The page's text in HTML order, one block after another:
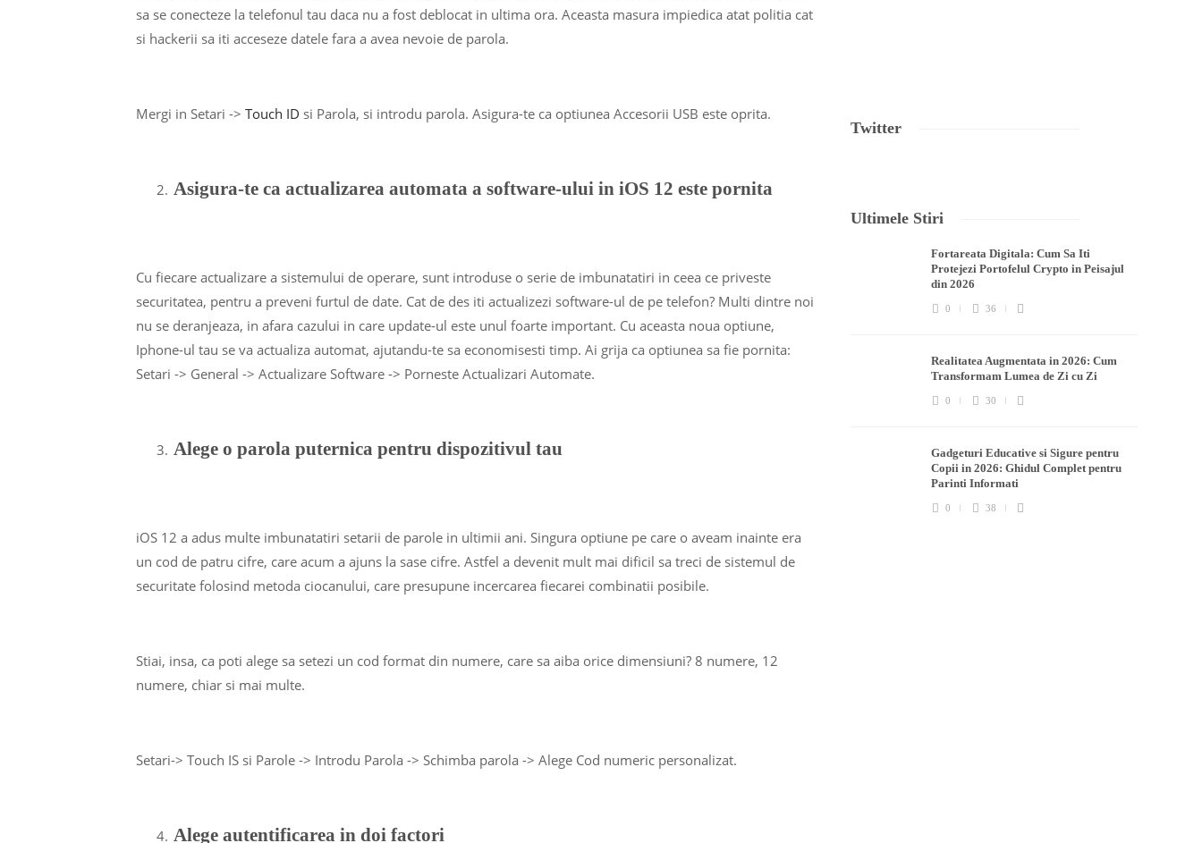
sa se conecteze la telefonul tau daca nu a fost deblocat in ultima ora. Aceasta masura impiedica atat politia cat
si hackerii sa iti acceseze datele fara a avea nevoie de parola.
Mergi in Setari -> Touch ID si Parola, si introdu parola. Asigura-te ca optiunea Accesorii USB este oprita.
Asigura-te ca actualizarea automata a software-ului in iOS 12 este pornita
Cu fiecare actualizare a sistemului de operare, sunt introduse o serie de imbunatatiri in ceea ce priveste
securitatea, pentru a preveni furtul de date. Cat de des iti actualizezi software-ul de pe telefon? Multi dintre noi
nu se deranjeaza, in afara cazului in care update-ul este unul foarte important. Cu aceasta noua optiune,
Iphone-ul tau se va actualiza automat, ajutandu-te sa economisesti timp. Ai grija ca optiunea sa fie pornita:
Setari -> General -> Actualizare Software -> Porneste Actualizari Automate.
Alege o parola puternica pentru dispozitivul tau
iOS 12 a adus multe imbunatatiri setarii de parole in ultimii ani. Singura optiune pe care o aveam inainte era
un cod de patru cifre, care acum a ajuns la sase cifre. Astfel a devenit mult mai dificil sa treci de sistemul de
securitate folosind metoda ciocanului, care presupune incercarea fiecarei combinatii posibile.
Stiai, insa, ca poti alege sa setezi un cod format din numere, care sa aiba orice dimensiuni? 8 numere, 12
numere, chiar si mai multe.
Setari-> Touch IS si Parole -> Introdu Parola -> Schimba parola -> Alege Cod numeric personalizat.
Alege autentificarea in doi factori
Twitter
Ultimele Stiri
Fortareata Digitala: Cum Sa Iti
Protejezi Portofelul Crypto in Peisajul
din 2026
0 36
Realitatea Augmentata in 2026: Cum
Transformam Lumea de Zi cu Zi
0 30
Gadgeturi Educative si Sigure pentru
Copii in 2026: Ghidul Complet pentru
Parinti Informati
0 38